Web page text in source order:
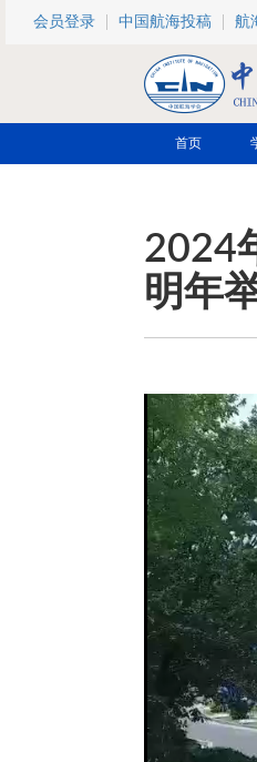
跳转到主要内容
会员登录 中国航海投稿 航
首页
2024
明年